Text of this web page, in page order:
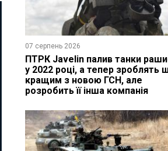
07 серпень 2026
ПТРК Javelin палив танки
у 2022 році, а тепер зроблять
кращим з новою ГСН, але
розробить її інша компанія